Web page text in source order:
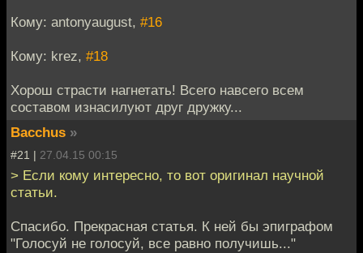
Кому: antonyaugust, #16
Кому: krez, #18
Хорош страсти нагнетать! Всего навсего всем
составом изнасилуют друг дружку...
Bacchus »
#21 | 27.04.15 00:15
> Если кому интересно, то вот оригинал научной
статьи.
Спасибо. Прекрасная статья. К ней бы эпиграфом
"Голосуй не голосуй, все равно получишь..."